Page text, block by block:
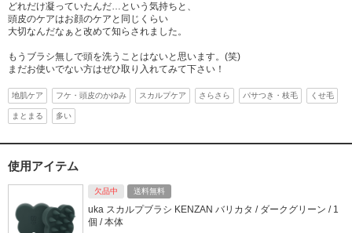
どれだけ凝っていたんだ…という気持ちと、
頭皮のケアはお顔のケアと同じくらい
大切なんだなぁと改めて知らされました。
もうブラシ無しで頭を洗うことはないと思います。(笑)
まだお使いでない方はぜひ取り入れてみて下さい！
地肌ケア フケ・頭皮のかゆみ スカルプケア さらさら パサつき・枝毛 くせ毛
まとまる 多い
使用アイテム
欠品中 送料無料
uka スカルプブラシ KENZAN バリカタ / ダークグリーン / 1
個 / 本体